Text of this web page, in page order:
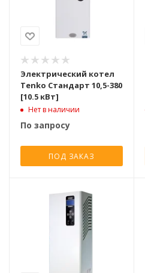
Электрический котел
Tenko Cтандарт 10,5-380
[10.5 кВт]
Нет в наличии
По запросу
ПОД ЗАКАЗ